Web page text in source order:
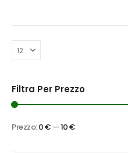
Filtra Per Prezzo
Prezzo:0 € —10 €